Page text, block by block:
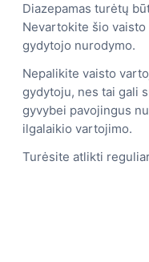
Diazepamas turėtų
Nevartokite šio
gydytojo nurodymo.
Nepalikite vaisto
gydytoju, nes tai gali
gyvybei pavojingus
ilgalaikio vartojimo.
Turėsite atlikti